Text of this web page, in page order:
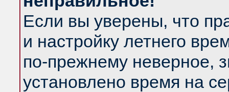
Если вы уверены, что
и настройку летнего
по-прежнему неверное,
установлено время на